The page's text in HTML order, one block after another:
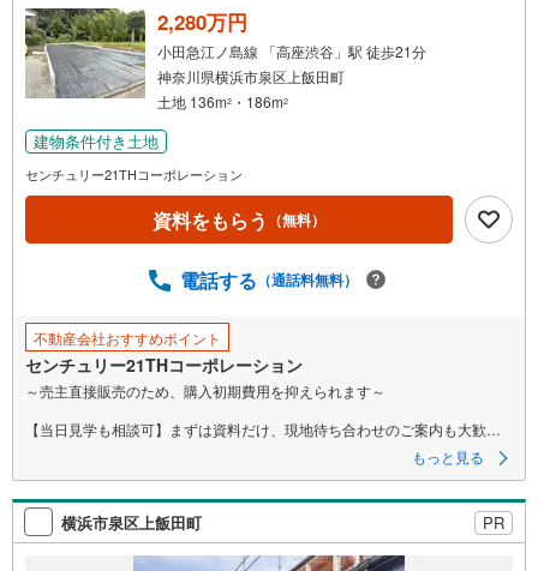
る
・
条
件
マ
イ
ペ
ジ
存
す
2,280万円
小田急江ノ島線 「高座渋谷」駅 徒歩21分
神奈川県横浜市泉区上飯田町
土地 136m2 ・186m2
建物条件付き土地
センチュリー21THコーポレーション
資料をもらう （無料）
電話する （通話料無料）
不動産会社おすすめポイント
センチュリー21THコーポレーション
～売主直接販売のため、購入初期費用を抑えられます～
【当日見学も相談可】まずは資料だけ、現地待ち合わせのご案内も大歓迎
▼ 弊社売主・限定物件も多数あり ▼
・エリア特化の豊富な実績！自社物件も多数取扱あり
・地域密着の豊富な情報量で住まい探しをサポート！
・見学や資料請求はお気軽にどうぞ♪
もっと見る
横浜市泉区上飯田町 PR